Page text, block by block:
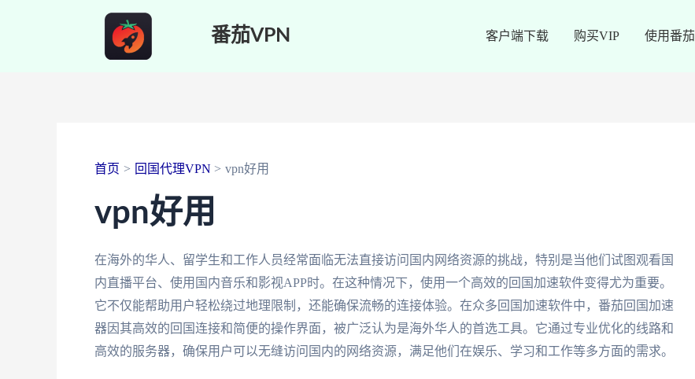
番茄VPN 客户端下载 购买VIP 使用番茄
首页 回国代理VPN vpn好用
vpn好用
在海外的华人、留学生和工作人员经常面临无法直接访问国内网络资源的挑战，特别是当他们试图观看国
内直播平台、使用国内音乐和影视APP时。在这种情况下，使用一个高效的回国加速软件变得尤为重要。
它不仅能帮助用户轻松绕过地理限制，还能确保流畅的连接体验。在众多回国加速软件中，番茄回国加速
器因其高效的回国连接和简便的操作界面，被广泛认为是海外华人的首选工具。它通过专业优化的线路和
高效的服务器，确保用户可以无缝访问国内的网络资源，满足他们在娱乐、学习和工作等多方面的需求。